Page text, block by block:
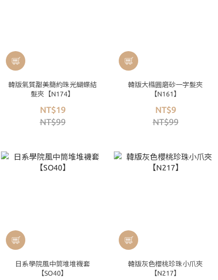
韓版氣質甜美簡約珠光蝴蝶結
髮夾【N174】
NT$19
NT$99
韓版大橢圓磨砂一字髮夾
【N161】
NT$9
NT$99
日系學院風中筒堆堆襪套
【SO40】
韓版灰色櫻桃珍珠小爪夾
【N217】